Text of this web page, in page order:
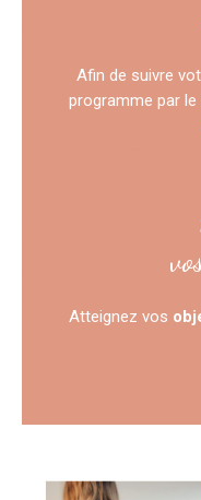
Afin de suivre
programme par le
Atteignez vos